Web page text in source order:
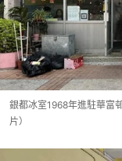
銀都冰室1968年進駐華富
片）